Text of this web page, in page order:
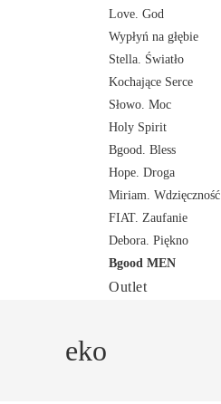
Love. God
Wypłyń na głębie
Stella. Światło
Kochające Serce
Słowo. Moc
Holy Spirit
Bgood. Bless
Hope. Droga
Miriam. Wdzięczność
FIAT. Zaufanie
Debora. Piękno
Bgood MEN
Outlet
eko